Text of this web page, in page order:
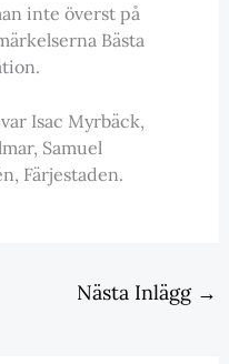
inte överst på
Bästa
Isac Myrbäck,
Samuel
Färjestaden.
Nästa Inlägg →